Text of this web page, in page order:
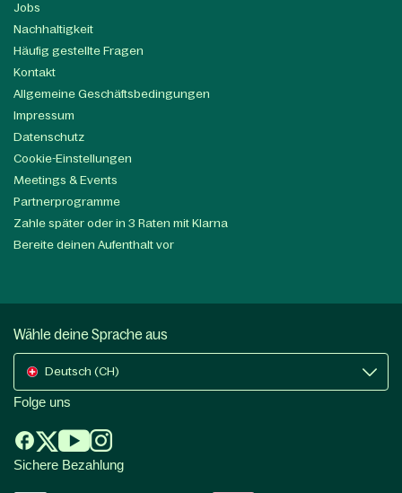
Jobs
Nachhaltigkeit
Häufig gestellte Fragen
Kontakt
Allgemeine Geschäftsbedingungen
Impressum
Datenschutz
Cookie-Einstellungen
Meetings & Events
Partnerprogramme
Zahle später oder in 3 Raten mit Klarna
Bereite deinen Aufenthalt vor
Wähle deine Sprache aus
Deutsch (CH)
Folge uns
Sichere Bezahlung